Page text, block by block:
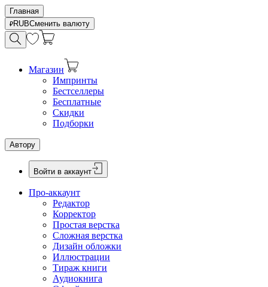
Главная
RUBСменить валюту
Магазин
Импринты
Бестселлеры
Бесплатные
Скидки
Подборки
Автору
Войти в аккаунт
Про-аккаунт
Редактор
Корректор
Простая верстка
Сложная верстка
Дизайн обложки
Иллюстрации
Тираж книги
Аудиокнига